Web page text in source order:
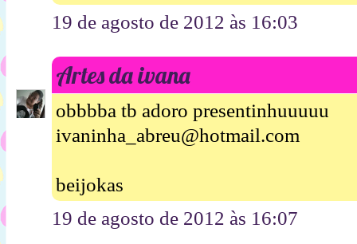
19 de agosto de 2012 às 16:03
Artes da ivana
obbbba tb adoro presentinhuuuuu
ivaninha_abreu@hotmail.com
beijokas
19 de agosto de 2012 às 16:07